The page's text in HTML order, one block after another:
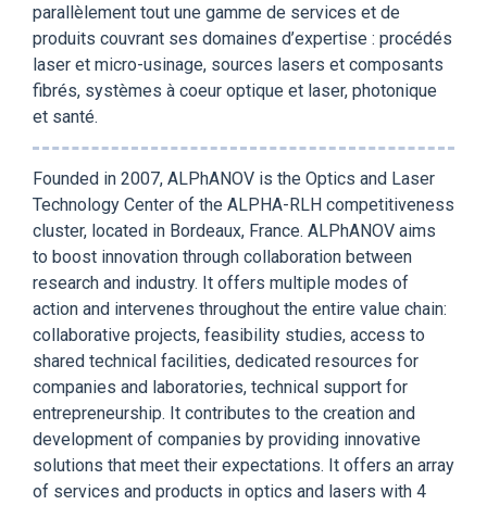
parallèlement tout une gamme de services et de
produits couvrant ses domaines d’expertise : procédés
laser et micro-usinage, sources lasers et composants
fibrés, systèmes à coeur optique et laser, photonique
et santé.
Founded in 2007, ALPhANOV is the Optics and Laser
Technology Center of the ALPHA-RLH competitiveness
cluster, located in Bordeaux, France. ALPhANOV aims
to boost innovation through collaboration between
research and industry. It offers multiple modes of
action and intervenes throughout the entire value chain:
collaborative projects, feasibility studies, access to
shared technical facilities, dedicated resources for
companies and laboratories, technical support for
entrepreneurship. It contributes to the creation and
development of companies by providing innovative
solutions that meet their expectations. It offers an array
of services and products in optics and lasers with 4